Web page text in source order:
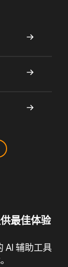
最佳体验
AI 辅助工具